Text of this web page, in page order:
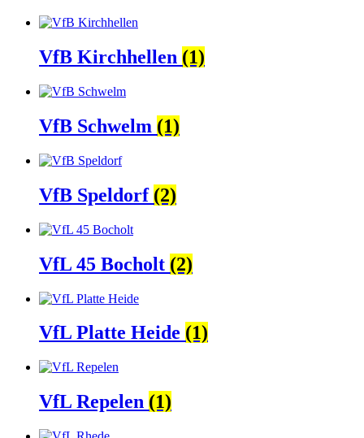
VfB Kirchhellen (1)
VfB Schwelm (1)
VfB Speldorf (2)
VfL 45 Bocholt (2)
VfL Platte Heide (1)
VfL Repelen (1)